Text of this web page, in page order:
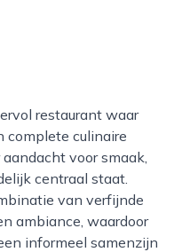
complete culinaire
voor smaak,
centraal staat.
van verfijnde
ambiance, waardoor
informeel samenzijn